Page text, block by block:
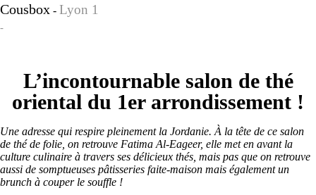
Cousbox - Lyon 1
-
L’incontournable salon de thé
oriental du 1er arrondissement !
Une adresse qui respire pleinement la Jordanie. À la tête de ce salon
de thé de folie, on retrouve Fatima Al-Eageer, elle met en avant la
culture culinaire à travers ses délicieux thés, mais pas que on retrouve
aussi de somptueuses pâtisseries faite-maison mais également un
brunch à couper le souffle !